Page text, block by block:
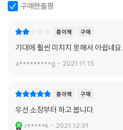
구매한줄평
종이책 구매
기대에 훨씬 미치지 못해서 아쉽네요.
a*********g 2021.11.15.
종이책 구매
우선 소장부터 하고 봅니다.
r*****k 2021.12.01.